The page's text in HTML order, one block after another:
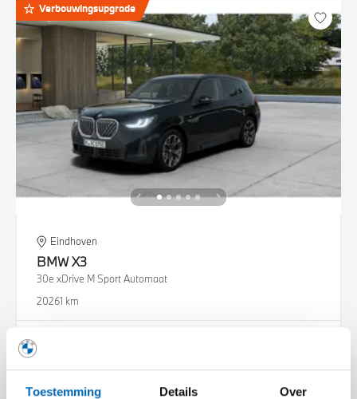
Toestemming Details Over
Verbouwingsupgrade
Eindhoven
BMWX3
30e xDrive M Sport Automaat
20261 km